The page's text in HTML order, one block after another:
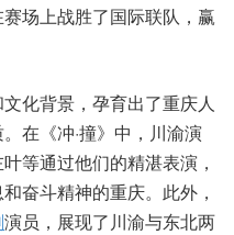
场上战胜了国际联队，赢
化背景，孕育出了重庆人
在《冲·撞》中，川渝演
等通过他们的精湛表演，
奋斗精神的重庆。此外，
演员，展现了川渝与东北两